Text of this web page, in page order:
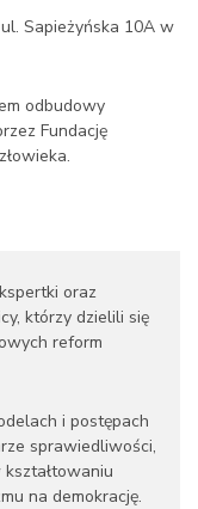
Sapieżyńska 10A w
odbudowy
Fundację
oraz
którzy dzielili się
reform
i postępach
sprawiedliwości,
na demokrację.